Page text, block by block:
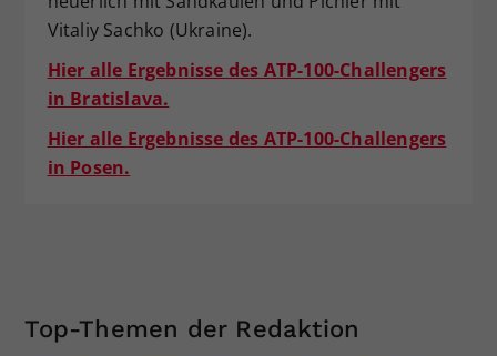
Vitaliy Sachko (Ukraine).
Hier alle Ergebnisse des ATP-100-Challengers
in Bratislava.
Hier alle Ergebnisse des ATP-100-Challengers
in Posen.
Top-Themen der Redaktion